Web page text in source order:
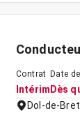
Contrat
Intérim
Date
Dès
Dol-de-